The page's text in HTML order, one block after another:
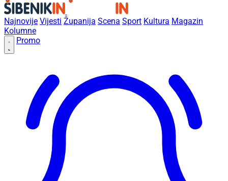
Najnovije Vijesti Županija Scena Sport Kultura Magazin
Kolumne
Promo